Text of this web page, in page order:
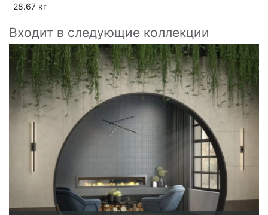
28.67 кг
Входит в следующие коллекции